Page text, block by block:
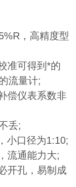
，高精度型
准可得到*的
流量计;
偿仪表系数非
丢;
小口径为1:10;
流通能力大;
开孔，易制成